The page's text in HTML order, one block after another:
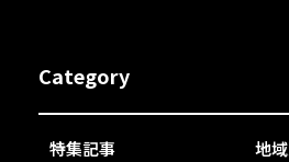
Category
特集記事
地